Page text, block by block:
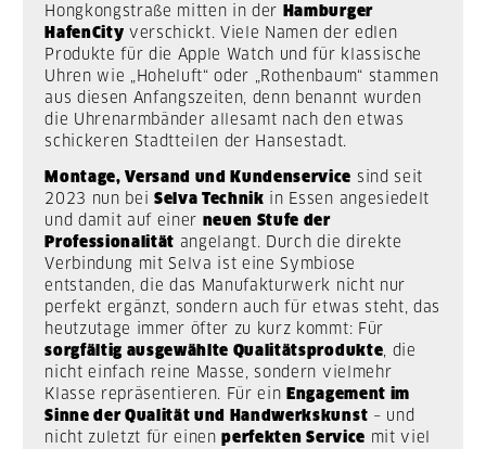
Hongkongstraße mitten in der
Hamburger
HafenCity verschickt. Viele Namen der edlen
Produkte für die Apple Watch und für klassische
Uhren wie „Hoheluft“ oder „Rothenbaum“ stammen
aus diesen Anfangszeiten, denn benannt wurden
die Uhrenarmbänder allesamt nach den etwas
schickeren Stadtteilen der Hansestadt.
Montage, Versand und Kundenservice sind seit
2023 nun bei Selva Technik in Essen angesiedelt
und damit auf einer neuen Stufe der
Professionalität angelangt. Durch die direkte
Verbindung mit Selva ist eine Symbiose
entstanden, die das Manufakturwerk nicht nur
perfekt ergänzt, sondern auch für etwas steht, das
heutzutage immer öfter zu kurz kommt: Für
sorgfältig ausgewählte Qualitätsprodukte, die
nicht einfach reine Masse, sondern vielmehr
Klasse repräsentieren. Für ein Engagement im
Sinne der Qualität und Handwerkskunst – und
nicht zuletzt für einenperfekten Service mit viel